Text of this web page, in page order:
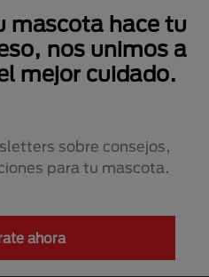
mascota hace tu
nos unimos a
mejor cuidado.
sobre consejos,
para tu mascota.
ahora